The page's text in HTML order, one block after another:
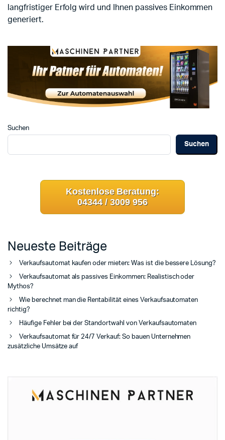
langfristiger Erfolg wird und Ihnen passives Einkommen
generiert.
Suchen
Suchen
Kostenlose Beratung:
04344 / 3009 956
Neueste Beiträge
Verkaufsautomat kaufen oder mieten: Was ist die bessere Lösung?
Verkaufsautomat als passives Einkommen: Realistisch oder
Mythos?
Wie berechnet man die Rentabilität eines Verkaufsautomaten
richtig?
Häufige Fehler bei der Standortwahl von Verkaufsautomaten
Verkaufsautomat für 24/7 Verkauf: So bauen Unternehmen
zusätzliche Umsätze auf